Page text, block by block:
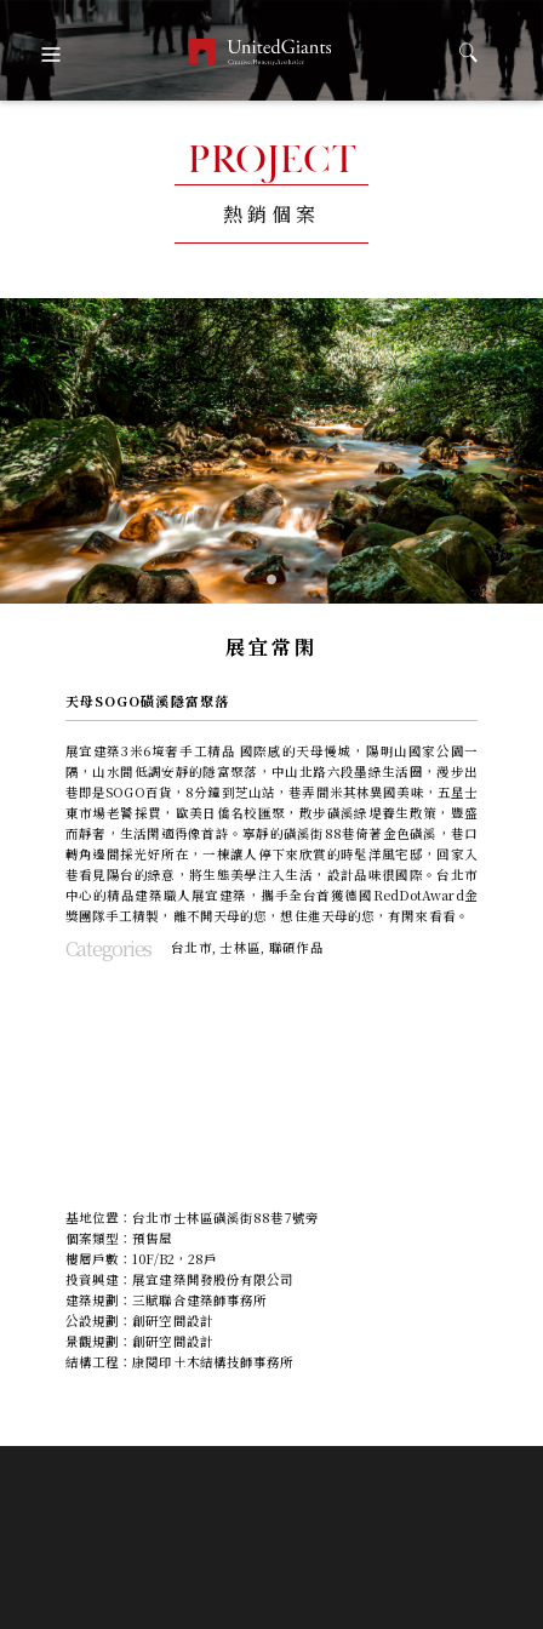
PROJECT
熱銷個案
展宜常閑
天母SOGO磺溪隱富聚落
展宜建築3米6境奢手工精品 國際感的天母慢城，陽明山國家公園一
隅，山水間低調安靜的隱富聚落，中山北路六段墨綠生活圈，漫步出
巷即是SOGO百貨，8分鐘到芝山站，巷弄間米其林異國美味，五星士
東市場老饕採買，歐美日僑名校匯聚，散步磺溪綠堤養生散策，豐盛
而靜奢，生活閑適得像首詩。寧靜的磺溪街88巷倚著金色磺溪，巷口
轉角邊間採光好所在，一棟讓人停下來欣賞的時髦洋風宅邸，回家入
巷看見陽台的綠意，將生態美學注入生活，設計品味很國際。台北市
中心的精品建築職人展宜建築，攜手全台首獲德國RedDotAward金
獎團隊手工精製，離不開天母的您，想住進天母的您，有閑來看看。
Categories 台北市, 士林區, 聯碩作品
基地位置：台北市士林區磺溪街88巷7號旁
個案類型：預售屋
樓層戶數：10F/B2，28戶
投資興建：展宜建築開發股份有限公司
建築規劃：三賦聯合建築師事務所
公設規劃：創研空間設計
景觀規劃：創研空間設計
結構工程：康閱印土木結構技師事務所